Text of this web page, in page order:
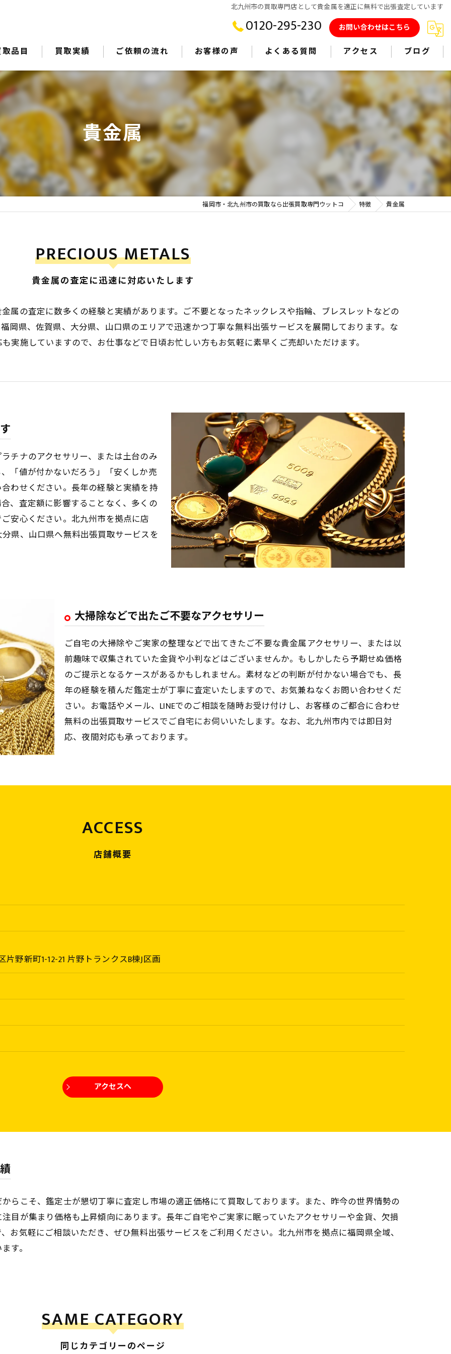
北九州市の買取専門店として貴金属を適正に無料で出張査定しています
0120-295-230 お問い合わせはこちら
品目 買取実績 ご依頼の流れ お客様の声 よくある質問 アクセス ブログ
貴金属
福岡市・北九州市の買取なら出張買取専門ウットコ 特徴 貴金属
貴金属の査定に迅速に対応いたします
PRECIOUS METALS
属の査定に数多くの経験と実績があります。ご不要となったネックレスや指輪、ブレスレットなどの
岡県、佐賀県、大分県、山口県のエリアで迅速かつ丁寧な無料出張サービスを展開しております。な
実施していますので、お仕事などで日頃お忙しい方もお気軽に素早くご売却いただけます。
チナのアクセサリー、または土台のみ
「値が付かないだろう」「安くしか売
わせください。長年の経験と実績を持
、査定額に影響することなく、多くの
安心ください。北九州市を拠点に店
県、山口県へ無料出張買取サービスを
大掃除などで出たご不要なアクセサリー
ご自宅の大掃除やご実家の整理などで出てきたご不要な貴金属アクセサリー、または以
前趣味で収集されていた金貨や小判などはございませんか。もしかしたら予期せぬ価格
のご提示となるケースがあるかもしれません。素材などの判断が付かない場合でも、長
年の経験を積んだ鑑定士が丁寧に査定いたしますので、お気兼ねなくお問い合わせくだ
さい。お電話やメール、LINEでのご相談を随時お受け付けし、お客様のご都合に合わせ
無料の出張買取サービスでご自宅にお伺いいたします。なお、北九州市内では即日対
応、夜間対応も承っております。
店舗概要
ACCESS
野新町1-12-21 片野トランクスB棟J区画
アクセスへ
らこそ、鑑定士が懇切丁寧に査定し市場の適正価格にて買取しております。また、昨今の世界情勢の
目が集まり価格も上昇傾向にあります。長年ご自宅やご実家に眠っていたアクセサリーや金貨、欠損
お気軽にご相談いただき、ぜひ無料出張サービスをご利用ください。北九州市を拠点に福岡県全域、
す。
同じカテゴリーのページ
SAME CATEGORY